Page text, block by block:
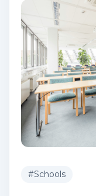
#Schools